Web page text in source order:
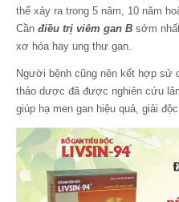
thể xảy ra trong 5 năm, 10 năm
Cần điều trị viêm gan B sớm
xơ hóa hay ung thư gan.
Người bệnh cũng nên kết hợp sử
thảo dược đã được nghiên cứu
giúp hạ men gan hiệu quả, giải